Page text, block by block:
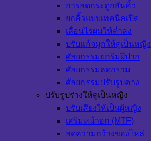
การลดกระดูกสันคิ้ว
ยกคิ้วแบบเทคนิคเปิด
เลื่อนไรผมให้ต่ำลง
ปรับแก้จมูกให้ดูเป็นหญิง
ศัลยกรรมยกริมฝีปาก
ศัลยกรรมลดกราม
ศัลยกรรมปรับรูปคาง
ปรับรูปร่างให้ดูเป็นหญิง
ปรับเสียงให้เป็นผู้หญิง
เสริมหน้าอก (MTF)
ลดความกว้างของไหล่